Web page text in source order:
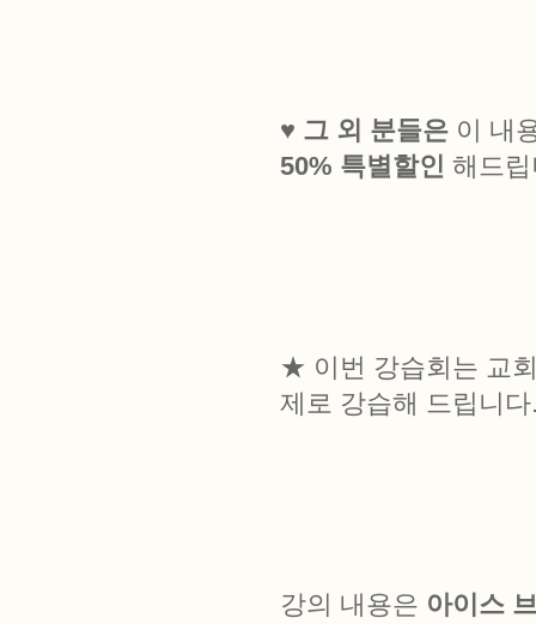
♥ 그 외 분들은 이 내
50% 특별할인 해드
★ 이번 강습회는 교
제로 강습해 드립니
강의 내용은 아이스